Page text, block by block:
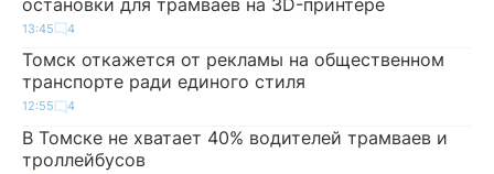
13:45 4
Томск откажется от рекламы на общественном
транспорте ради единого стиля
12:55 4
В Томске не хватает 40% водителей трамваев и
троллейбусов